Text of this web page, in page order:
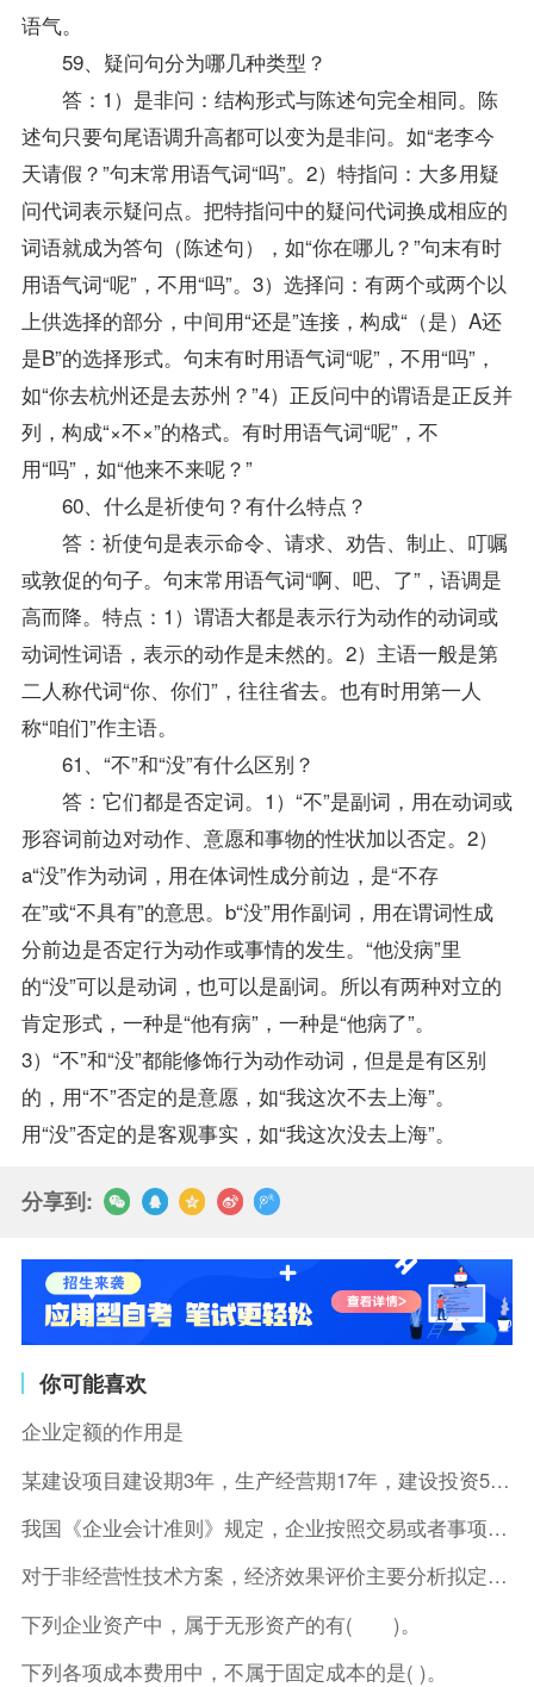
语气。
59、疑问句分为哪几种类型？
答：1）是非问：结构形式与陈述句完全相同。陈
述句只要句尾语调升高都可以变为是非问。如“老李今
天请假？”句末常用语气词“吗”。2）特指问：大多用疑
问代词表示疑问点。把特指问中的疑问代词换成相应的
词语就成为答句（陈述句），如“你在哪儿？”句末有时
用语气词“呢”，不用“吗”。3）选择问：有两个或两个以
上供选择的部分，中间用“还是”连接，构成“（是）A还
是B”的选择形式。句末有时用语气词“呢”，不用“吗”，
如“你去杭州还是去苏州？”4）正反问中的谓语是正反并
列，构成“×不×”的格式。有时用语气词“呢”，不
用“吗”，如“他来不来呢？”
60、什么是祈使句？有什么特点？
答：祈使句是表示命令、请求、劝告、制止、叮嘱
或敦促的句子。句末常用语气词“啊、吧、了”，语调是
高而降。特点：1）谓语大都是表示行为动作的动词或
动词性词语，表示的动作是未然的。2）主语一般是第
二人称代词“你、你们”，往往省去。也有时用第一人
称“咱们”作主语。
61、“不”和“没”有什么区别？
答：它们都是否定词。1）“不”是副词，用在动词或
形容词前边对动作、意愿和事物的性状加以否定。2）
a“没”作为动词，用在体词性成分前边，是“不存
在”或“不具有”的意思。b“没”用作副词，用在谓词性成
分前边是否定行为动作或事情的发生。“他没病”里
的“没”可以是动词，也可以是副词。所以有两种对立的
肯定形式，一种是“他有病”，一种是“他病了”。
3）“不”和“没”都能修饰行为动作动词，但是是有区别
的，用“不”否定的是意愿，如“我这次不去上海”。
用“没”否定的是客观事实，如“我这次没去上海”。
分享到:
你可能喜欢
企业定额的作用是
某建设项目建设期3年，生产经营期17年，建设投资5500万元
我国《企业会计准则》规定，企业按照交易或者事项的经济特征确定
对于非经营性技术方案，经济效果评价主要分析拟定方案的( )。
下列企业资产中，属于无形资产的有( )。
下列各项成本费用中，不属于固定成本的是( )。